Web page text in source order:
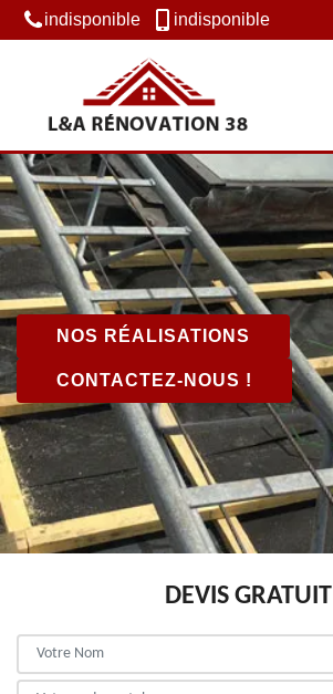
indisponible indisponible
NOS RÉALISATIONS
CONTACTEZ-NOUS !
DEVIS GRATUIT